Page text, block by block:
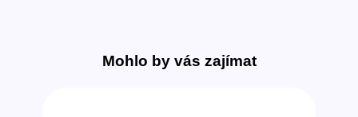
Mohlo by vás zajímat